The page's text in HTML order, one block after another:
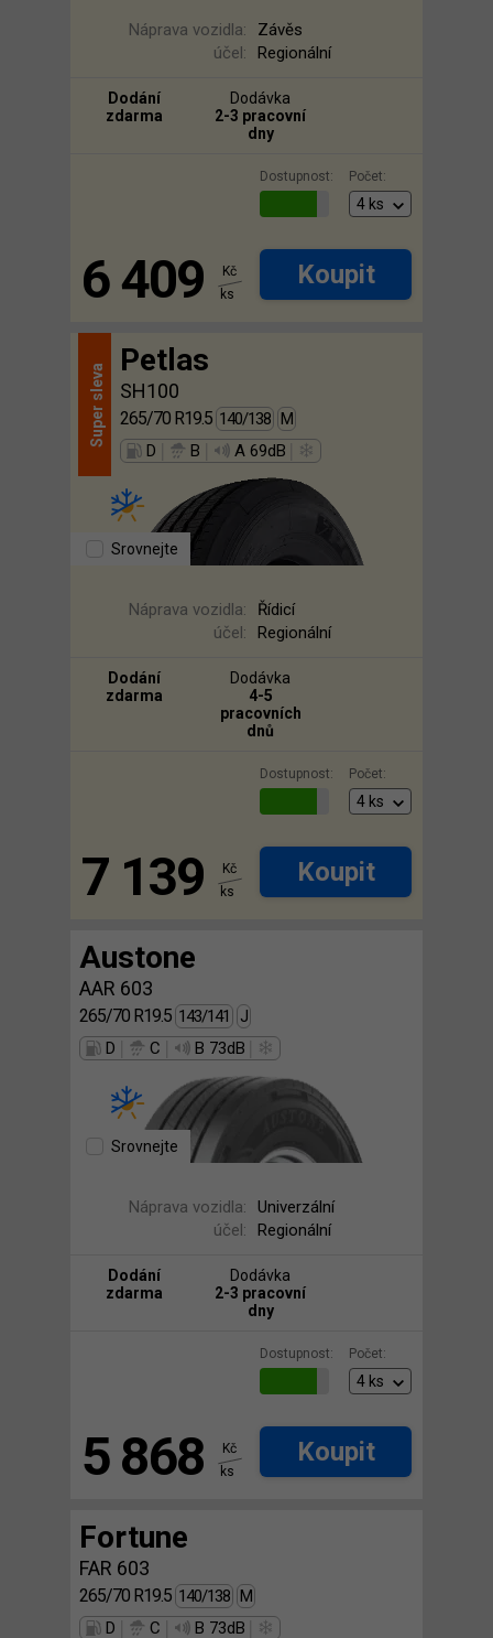
Náprava vozidla:
Závěs
účel:
Regionální
Dodání
zdarma
Dodávka
2-3 pracovní
dny
Dostupnost: Počet:
6 409
Kč
ks
Koupit
Super
sleva
Petlas
SH100
265/70 R19.5 140/138 M
D
B A 69dB
Srovnejte
Náprava vozidla:
Řídicí
účel:
Regionální
Dodání
zdarma
Dodávka
4-5
pracovních
dnů
Dostupnost: Počet:
7 139
Kč
ks
Koupit
Austone
AAR 603
265/70 R19.5 143/141
J
D
C B 73dB
Srovnejte
Náprava vozidla:
Univerzální
účel:
Regionální
Dodání
zdarma
Dodávka
2-3 pracovní
dny
Dostupnost: Počet:
5 868
Kč
ks
Koupit
Fortune
FAR 603
265/70 R19.5 140/138 M
D
C B 73dB